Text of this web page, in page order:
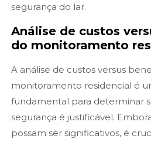
segurança do lar.
Análise de custos
do monitoramento
A análise de custos versus
monitoramento residencial é
fundamental para determinar
segurança é justificável.
possam ser significativos, é